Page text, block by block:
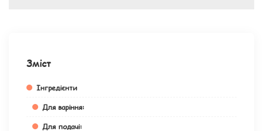
Зміст
Інгредієнти
Для варіння:
Для подачі: